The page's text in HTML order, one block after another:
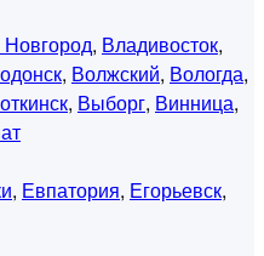
Новгород, Владивосток,
, Волжский, Вологда,
, Выборг, Винница,
, Евпатория, Егорьевск,